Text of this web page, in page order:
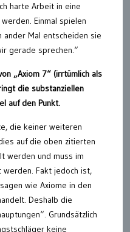
harte Arbeit in eine
Einmal spielen
ander Mal entscheiden sie
gerade sprechen.“
„Axiom 7“ (irrtümlich als
die substanziellen
auf den Punkt.
die keiner weiteren
auf die oben zitierten
werden und muss im
Fakt jedoch ist,
wie Axiome in den
Deshalb die
Grundsätzlich
keine